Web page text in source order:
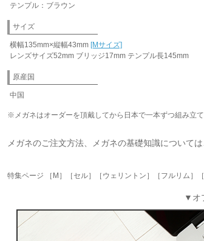
テンプル：ブラウン
サイズ
横幅135mm×縦幅43mm [Mサイズ]
レンズサイズ52mm ブリッジ17mm テンプル長145mm
原産国
中国
※メガネはオーダーを頂戴してから日本で一本ずつ組み立て
メガネのご注文方法、メガネの基礎知識について
特集ページ ［M］［セル］［ウェリントン］［フルリム］
▼オ